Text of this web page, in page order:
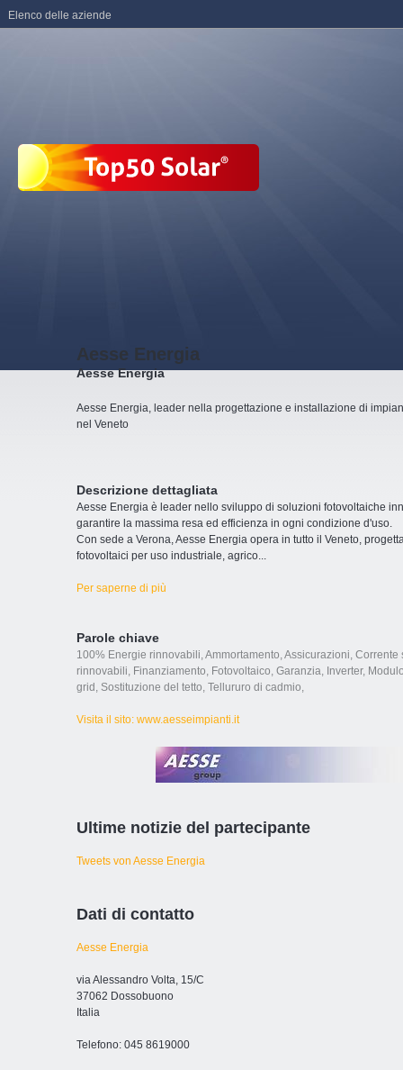
Aesse Energia
Aesse Energia
Aesse Energia, leader nella progettazione e installazione di
nel Veneto
Descrizione dettagliata
Aesse Energia è leader nello sviluppo di soluzioni fotovoltaiche
garantire la massima resa ed efficienza in ogni condizione d'uso.
Con sede a Verona, Aesse Energia opera in tutto il Veneto,
fotovoltaici per uso industriale, agrico...
Per saperne di più
Parole chiave
100% Energie rinnovabili,Ammortamento,Assicurazioni, Corrente
rinnovabili, Finanziamento, Fotovoltaico, Garanzia, Inverter,
grid , Sostituzione del tetto, Tellururo di cadmio,
Visita il sito: www.aesseimpianti.it
Ultime notizie del partecipante
Tweets von Aesse Energia
Dati di contatto
Aesse Energia
via Alessandro Volta, 15/C
37062 Dossobuono
Italia
Telefono: 045 8619000
Elenco delle aziende